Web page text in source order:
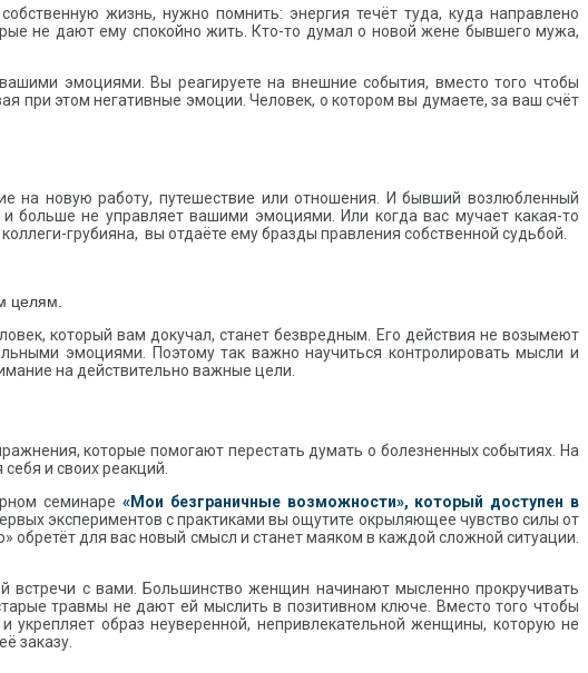
жизнь, нужно помнить: энергия течёт туда, куда направлено
не дают ему спокойно жить. Кто-то думал о новой жене бывшего мужа,
эмоциями. Вы реагируете на внешние события, вместо того чтобы
при этом негативные эмоции. Человек, о котором вы думаете, за ваш счёт
на новую работу, путешествие или отношения. И бывший возлюбленный
больше не управляет вашими эмоциями. Или когда вас мучает какая-то
грубияна, вы отдаёте ему бразды правления собственной судьбой.
целям.
который вам докучал, станет безвредным. Его действия не возымеют
эмоциями. Поэтому так важно научиться контролировать мысли и
на действительно важные цели.
которые помогают перестать думать о болезненных событиях. На
и своих реакций.
семинаре «Мои безграничные возможности», который доступен в
экспериментов с практиками вы ощутите окрыляющее чувство силы от
» обретёт для вас новый смысл и станет маяком в каждой сложной ситуации.
встречи с вами. Большинство женщин начинают мысленно прокручивать
травмы не дают ей мыслить в позитивном ключе. Вместо того чтобы
образ неуверенной, непривлекательной женщины, которую не
заказу.